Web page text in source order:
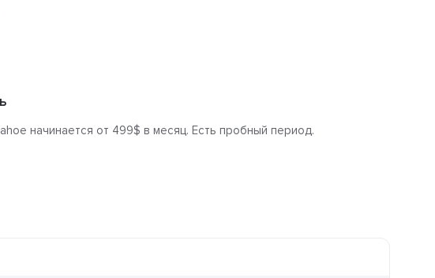
начинается от 499$ в месяц. Есть пробный период.